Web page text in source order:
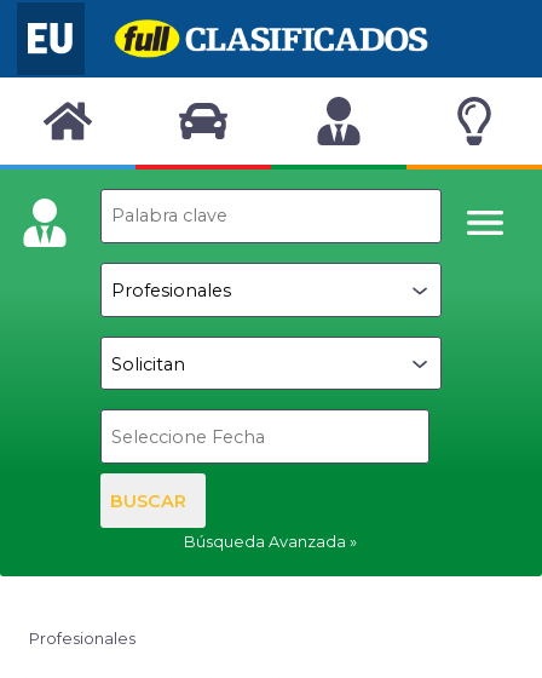
BUSCAR
Búsqueda Avanzada
Profesionales